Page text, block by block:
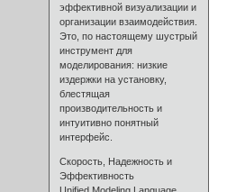
эффективной визуализации и
организации взаимодействия.
Это, по настоящему шустрый
инструмент для
моделирования: низкие
издержки на установку,
блестящая
производительность и
интуитивно понятный
интерфейс.
Скорость, Надежность и
Эффективность